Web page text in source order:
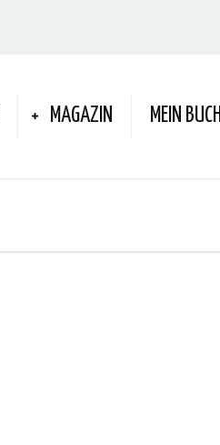
MAGAZIN MEIN BUCH